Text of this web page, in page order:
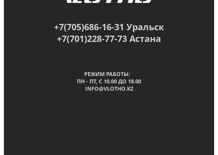
+7(705)686-16-31 Уральск
+7(701)228-77-73 Астана
РЕЖИМ РАБОТЫ:
ПН - ПТ, C 10.00 ДО 18.00
INFO@VLOTHO.KZ